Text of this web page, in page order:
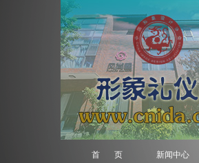
首 页 新闻中心